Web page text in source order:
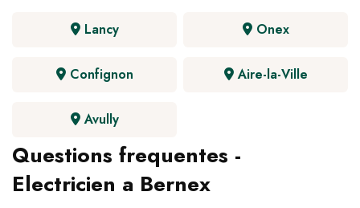
Lancy Onex
Confignon Aire-la-Ville
Avully
Questions frequentes -
Electricien a Bernex